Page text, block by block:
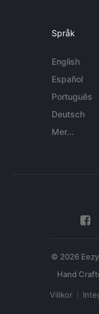
Språk
English
Español
Português
Deutsch
Mer...
© 2026
Villkor